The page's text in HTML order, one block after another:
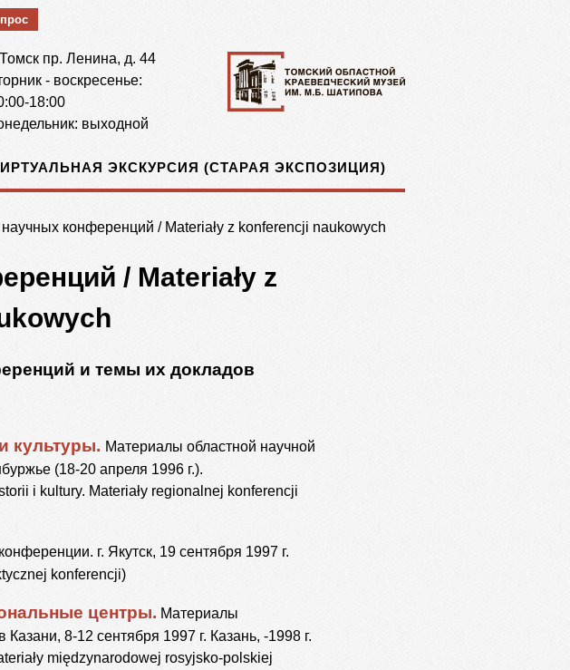
ЭКСКУРСИЯ (СТАРАЯ ЭКСПОЗИЦИЯ)
Томск пр. Ленина, д. 44
- воскресенье:
18:00
выходной
конференций / Materiały z konferencji naukowych
/ Materiały z
и темы их докладов
культуры. Материалы областной научной
(18-20 апреля 1996 г.).
i kultury. Materiały regionalnej konferencji
г. Якутск, 19 сентября 1997 г.
konferencji)
центры. Материалы
8-12 сентября 1997 г. Казань, -1998 г.
międzynarodowej rosyjsko-polskiej